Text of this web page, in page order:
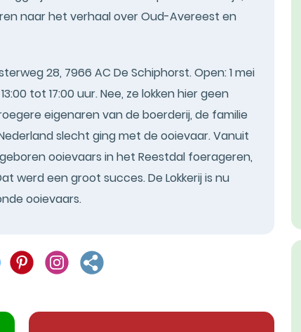
naar het verhaal over Oud-Avereest en
28, 7966 AC De Schiphorst. Open: 1 mei
tot 17:00 uur. Nee, ze lokken hier geen
eigenaren van de boerderij, de familie
slecht ging met de ooievaar. Vanuit
ooievaars in het Reestdal foerageren,
werd een groot succes. De Lokkerij is nu
ooievaars.